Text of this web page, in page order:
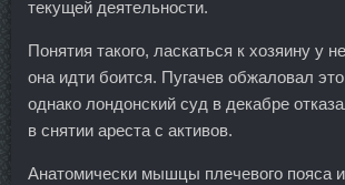
текущей деятельности.
Понятия такого, ласкаться к хозяину у
она идти боится. Пугачев обжаловал
однако лондонский суд в декабре
в снятии ареста с активов.
Анатомически мышцы плечевого пояса